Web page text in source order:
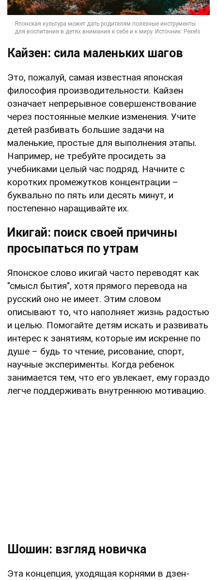
Кайзен: сила маленьких шагов
Это, пожалуй, самая известная японская
философия производительности. Кайзен
означает непрерывное совершенствование
через постоянные мелкие изменения. Учите
детей разбивать большие задачи на
маленькие, простые для выполнения этапы.
Например, не требуйте просидеть за
учебниками целый час подряд. Начните с
коротких промежутков концентрации –
буквально по пять или десять минут, и
постепенно наращивайте их.
Икигай: поиск своей причины
просыпаться по утрам
Японское слово икигай часто переводят как
"смысл бытия", хотя прямого перевода на
русский оно не имеет. Этим словом
описывают то, что наполняет жизнь радостью
и целью. Помогайте детям искать и развивать
интерес к занятиям, которые им искренне по
душе – будь то чтение, рисование, спорт,
научные эксперименты. Когда ребенок
занимается тем, что его увлекает, ему гораздо
легче поддерживать внутреннюю мотивацию.
Шошин: взгляд новичка
Эта концепция, уходящая корнями в дзен-